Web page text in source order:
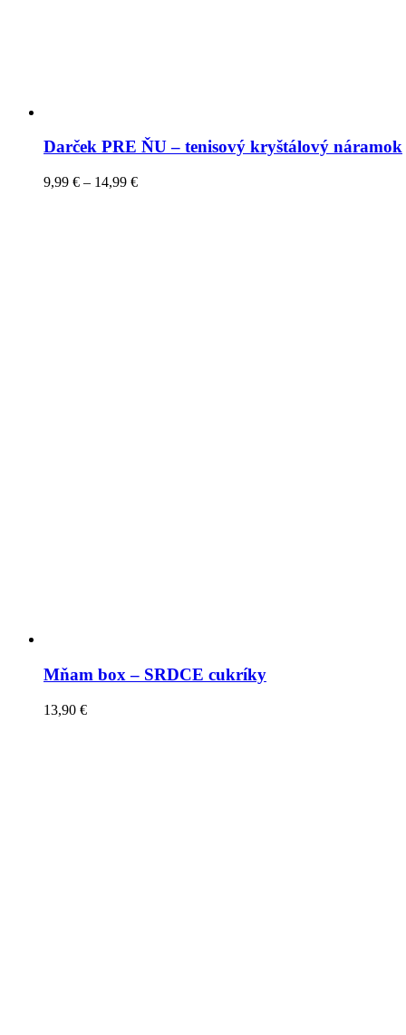
Darček PRE ŇU – tenisový kryštálový náramok
9,99 € – 14,99 €
Mňam box – SRDCE cukríky
13,90 €